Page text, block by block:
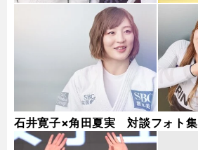
石井寛子×角田夏実 対談フォト集